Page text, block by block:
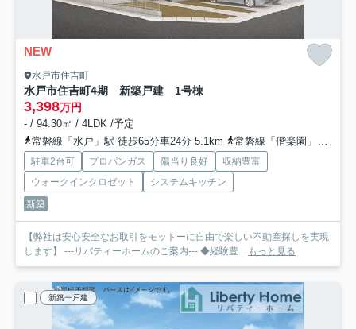
NEW
水戸市住吉町
水戸市住吉町4期 新築戸建 1号棟
3,398万円
- / 94.30㎡ / 4LDK /予定
常磐線「水戸」駅 徒歩65分車24分 5.1km
常磐線「偕楽園」駅 徒歩74分
駐車2台可 プロパンガス 陽当り良好
収納豊富
ウォークインクロゼット
システムキッチン
新築
【弊社は安心安全なお取引をモットーに自由で楽しい不動産探しを実現
します】 ---リバティーホームのご案内--- ◆経験豊...
もっと見る
新築一戸建